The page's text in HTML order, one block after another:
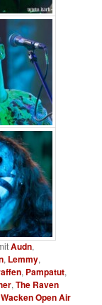
Audn,
, Lemmy,
, Pampatut,
,The Raven
Wacken Open Air